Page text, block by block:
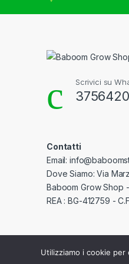
Scrivici su
Contatti
Email:
Dove Siamo: Via
Baboom Grow Shop
REA : BG-412759 -
©Baboom Grow
Utilizziamo i cookie